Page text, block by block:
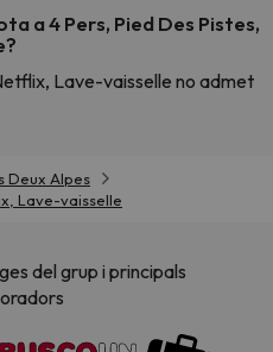
a 4 Pers, Pied Des Pistes,
Lave-vaisselle no admet
Deux Alpes
Lave-vaisselle
del grup i principals